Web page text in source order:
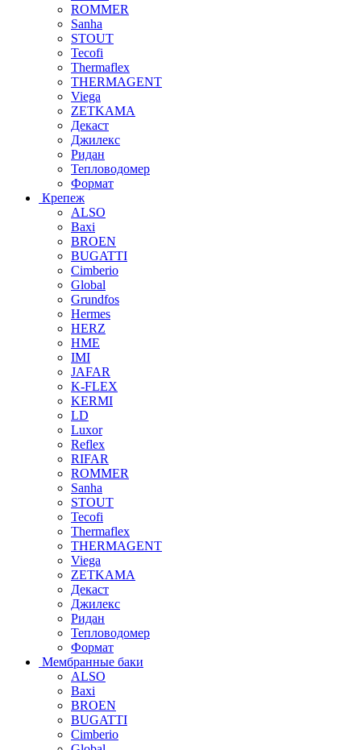
ROMMER
Sanha
STOUT
Tecofi
Thermaflex
THERMAGENT
Viega
ZETKAMA
Декаст
Джилекс
Ридан
Тепловодомер
Формат
Крепеж
ALSO
Baxi
BROEN
BUGATTI
Cimberio
Global
Grundfos
Hermes
HERZ
HME
IMI
JAFAR
K-FLEX
KERMI
LD
Luxor
Reflex
RIFAR
ROMMER
Sanha
STOUT
Tecofi
Thermaflex
THERMAGENT
Viega
ZETKAMA
Декаст
Джилекс
Ридан
Тепловодомер
Формат
Мембранные баки
ALSO
Baxi
BROEN
BUGATTI
Cimberio